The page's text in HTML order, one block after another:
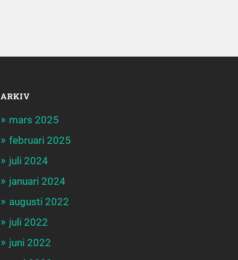
ARKIV
mars 2025
februari 2025
juli 2024
januari 2024
augusti 2022
juli 2022
juni 2022